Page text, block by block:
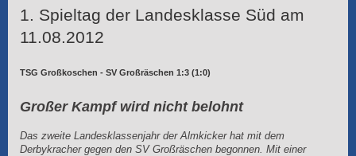
1. Spieltag der Landesklasse Süd am
11.08.2012
TSG Großkoschen - SV Großräschen 1:3 (1:0)
Großer Kampf wird nicht belohnt
Das zweite Landesklassenjahr der Almkicker hat mit dem
Derbykracher gegen den SV Großräschen begonnen. Mit einer